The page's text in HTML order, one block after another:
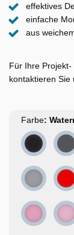
effektives
einfache
aus
Für Ihre
kontaktieren Sie
Farbe
Graphite
Oxidised
Pink